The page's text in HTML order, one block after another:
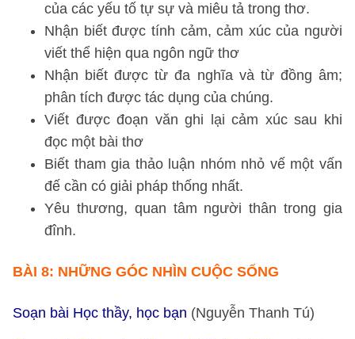
của các yếu tố tự sự và miêu tả trong thơ.
Nhận biết được tính cảm, cảm xúc của người
viết thể hiện qua ngôn ngữ thơ
Nhận biết được từ đa nghĩa và từ đồng âm;
phân tích được tác dụng của chúng.
Viết được đoạn văn ghi lại cảm xúc sau khi
đọc một bài thơ
Biết tham gia thảo luận nhóm nhỏ vế một vấn
đế cần có giải pháp thống nhất.
Yêu thương, quan tâm người thân trong gia
đînh.
BÀI 8: NHỮNG GÓC NHÌN CUỘC SỐNG
Soạn bài Học thầy, học bạn (Nguyễn Thanh Tú)